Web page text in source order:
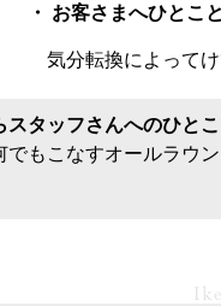
・ お客さまへひとこと
気分転換によってけ
スタッフさんへのひとこ
でもこなすオールラウ